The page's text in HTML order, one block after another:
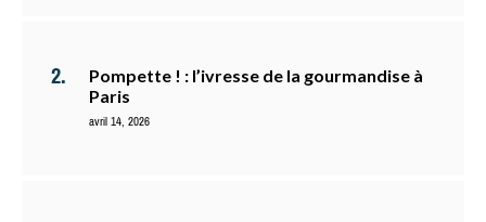
Pompette ! : l’ivresse de la gourmandise à
Paris
avril 14, 2026